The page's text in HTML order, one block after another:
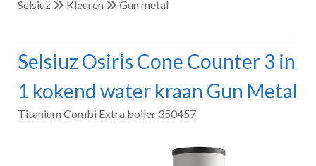
Selsiuz Kleuren Gun metal
Selsiuz Osiris Cone Counter 3 in
1 kokend water kraan Gun Metal
Titanium Combi Extra boiler 350457